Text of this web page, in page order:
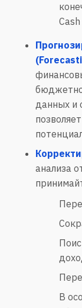
данных и
анализа
В